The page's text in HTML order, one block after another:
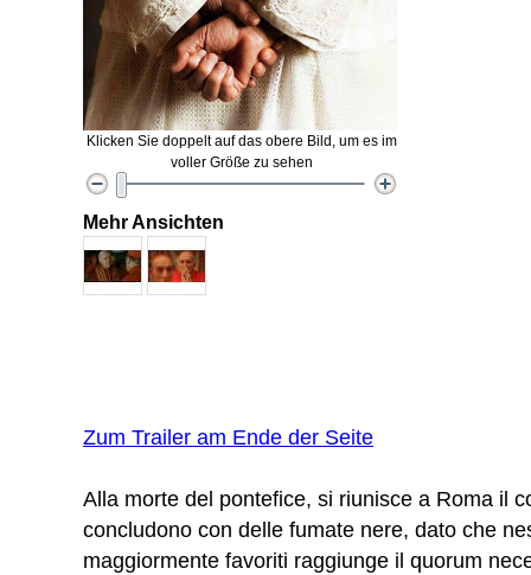
Klicken Sie doppelt auf das obere Bild, um es im
voller Größe zu sehen
Mehr Ansichten
Zum Trailer am Ende der Seite
Alla morte del pontefice, si riunisce a Roma il
concludono con delle fumate nere, dato che
maggiormente favoriti raggiunge il quorum